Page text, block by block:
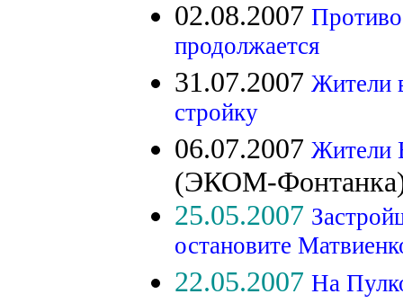
02.08.2007
продолжается
31.07.2007 Жители
стройку
06.07.2007 Жители
(ЭКОМ-
25.05.2007
остановите
22.05.2007 На